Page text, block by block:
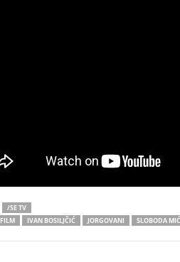
/SE TV
FILM IVAN BOSILJČIĆ JORGOVANI SLOBODA